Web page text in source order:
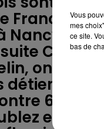
France la
Nancy ! Eh
on a
6 pour
en
Vous
mes
ce site.
bas de